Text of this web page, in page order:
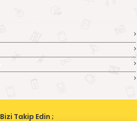
Bizi Takip Edin ;